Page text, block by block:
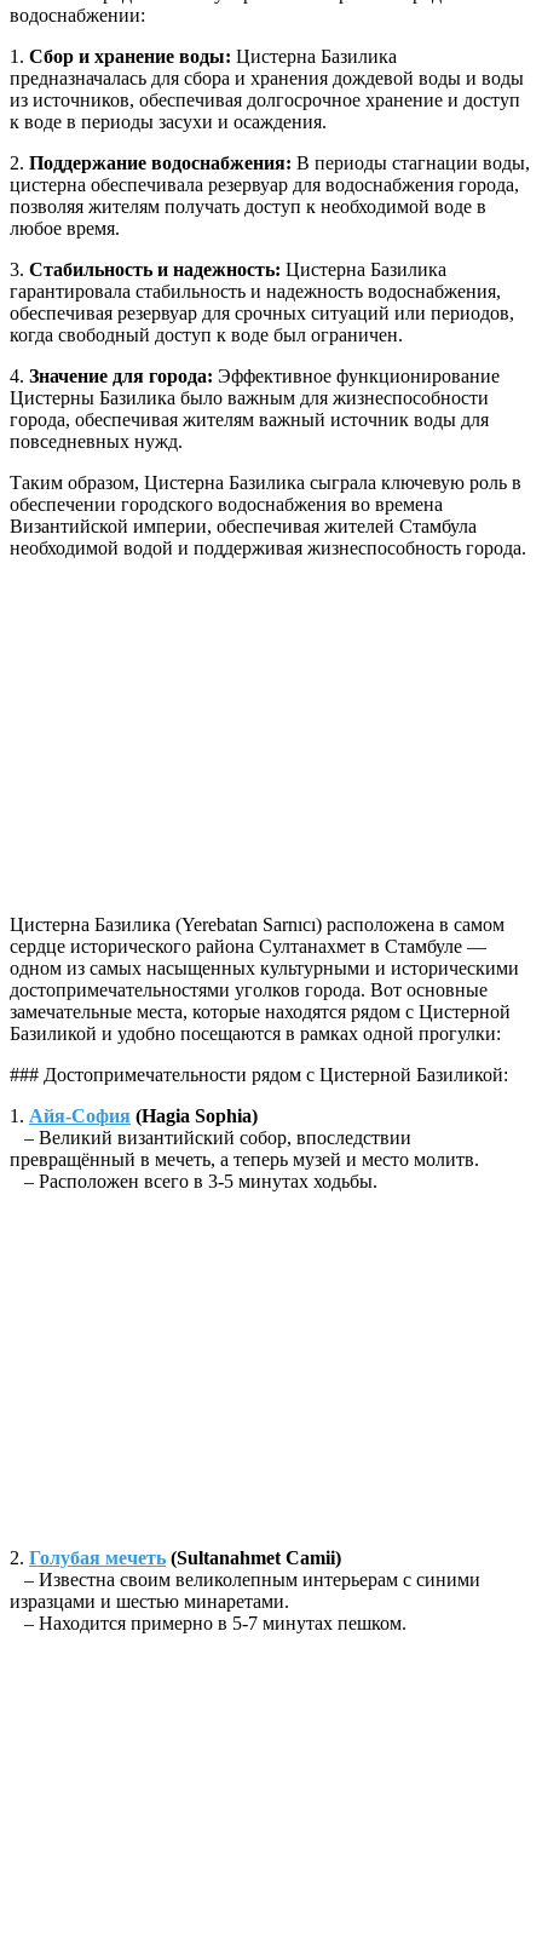
водоснабжении:
1. Сбор и хранение воды: Цистерна Базилика
предназначалась для сбора и хранения дождевой воды и воды
из источников, обеспечивая долгосрочное хранение и доступ
к воде в периоды засухи и осаждения.
2. Поддержание водоснабжения: В периоды стагнации воды,
цистерна обеспечивала резервуар для водоснабжения города,
позволяя жителям получать доступ к необходимой воде в
любое время.
3. Стабильность и надежность: Цистерна Базилика
гарантировала стабильность и надежность водоснабжения,
обеспечивая резервуар для срочных ситуаций или периодов,
когда свободный доступ к воде был ограничен.
4. Значение для города: Эффективное функционирование
Цистерны Базилика было важным для жизнеспособности
города, обеспечивая жителям важный источник воды для
повседневных нужд.
Таким образом, Цистерна Базилика сыграла ключевую роль в
обеспечении городского водоснабжения во времена
Византийской империи, обеспечивая жителей Стамбула
необходимой водой и поддерживая жизнеспособность города.
Цистерна Базилика (Yerebatan Sarnıcı) расположена в самом
сердце исторического района Султанахмет в Стамбуле —
одном из самых насыщенных культурными и историческими
достопримечательностями уголков города. Вот основные
замечательные места, которые находятся рядом с Цистерной
Базиликой и удобно посещаются в рамках одной прогулки:
### Достопримечательности рядом с Цистерной Базиликой:
1. Айя-София (Hagia Sophia)
– Великий византийский собор, впоследствии
превращённый в мечеть, а теперь музей и место молитв.
– Расположен всего в 3-5 минутах ходьбы.
2. Голубая мечеть (Sultanahmet Camii)
– Известна своим великолепным интерьерам с синими
изразцами и шестью минаретами.
– Находится примерно в 5-7 минутах пешком.